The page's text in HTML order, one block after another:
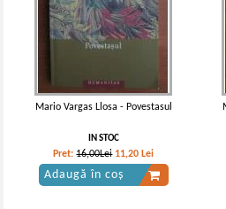
Mario Vargas Llosa - Povestasul
IN STOC
Pret:16,00Lei 11,20 Lei
Adaugă în coș